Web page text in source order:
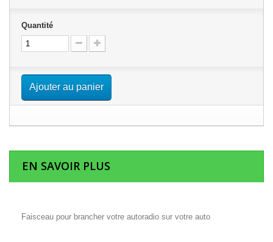
Quantité
Ajouter au panier
EN SAVOIR PLUS
Faisceau pour brancher votre autoradio sur votre auto